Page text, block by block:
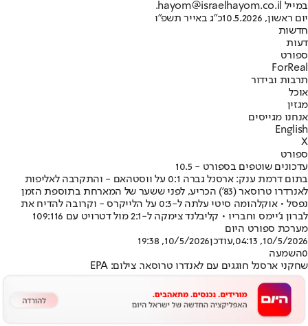
במייל hayom@israelhayom.co.il.
יום ראשון, 10.5.2026
כ"ג באייר תשפ"ו
חדשות
דעות
ספורט
ForReal
תרבות ובידור
אוכל
מגזין
אנחנו מגייסים
English
X
ספורט
עדכונים שוטפים בספורט - 10.5
בתום דרמת ענק: ארסנל גברה 0:1 על ווסטהאם - והתקרבה לאליפות
לאנרדרו טרוסאר (83') הכריע, לפני ששער של המארחת בתוספת הזמן
נפסל • אוקלהומה סיטי עלתה ל-0:3 על הלייקרס - וקרובה להדיח את
לברון ג'יימס וחבריו • קליבלנד צימקה ל-2:1 מול דטרויט עם 109:116
מערכת ספורט היום
10/5/2026, 04:13
,עודכן10/5/2026, 19:38
0השמעה
שחקני ארסנל חוגגים עם לאנדרו טרוסאר. צילום: EPA